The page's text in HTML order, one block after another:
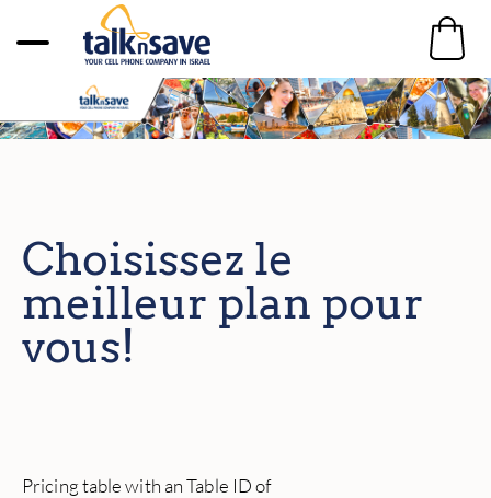
Choisissez le
meilleur plan pour
vous!
Pricing table with an Table ID of